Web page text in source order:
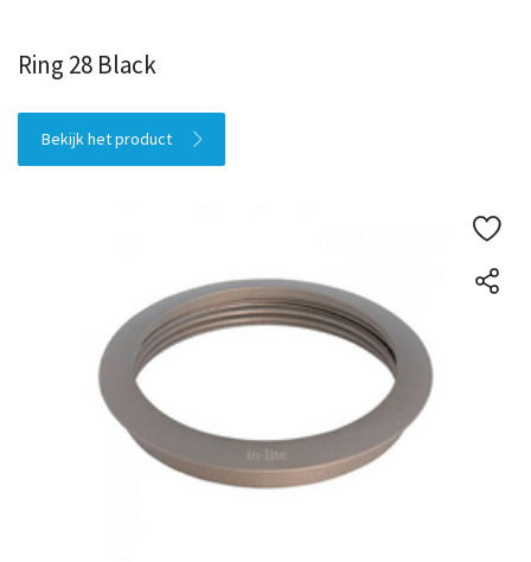
Ring 28 Black
Bekijk het product